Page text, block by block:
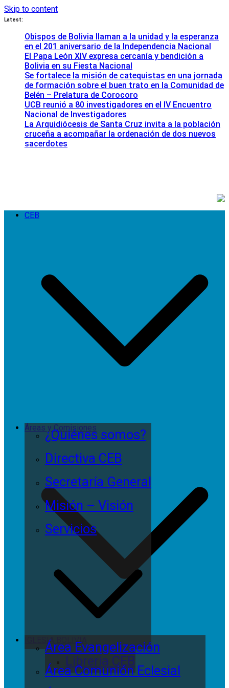
Skip to content
Latest:
Obispos de Bolivia llaman a la unidad y la esperanza
en el 201 aniversario de la Independencia Nacional
El Papa León XIV expresa cercanía y bendición a
Bolivia en su Fiesta Nacional
Se fortalece la misión de catequistas en una jornada
de formación sobre el buen trato en la Comunidad de
Belén – Prelatura de Corocoro
UCB reunió a 80 investigadores en el IV Encuentro
Nacional de Investigadores
La Arquidiócesis de Santa Cruz invita a la población
cruceña a acompañar la ordenación de dos nuevos
sacerdotes
CEB
¿Quiénes somos?
Directiva CEB
Secretaría General
Misión – Visión
Servicios
Librería CEB
Áreas y Comisiones
Área Evangelización
Área Comunión Eclesial
IGLESIA BOLIVIA